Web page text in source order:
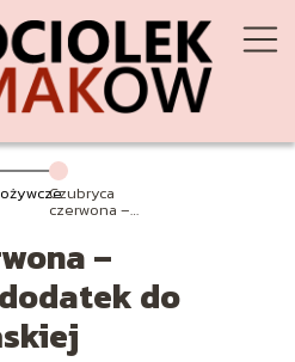
Czubryca
czerwona –
kuchni
bałkańskiej
–
do